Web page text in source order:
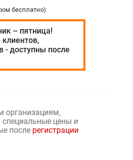
бесплатно)
– пятница!
- доступны после
организациям,
цены и
после регистрации